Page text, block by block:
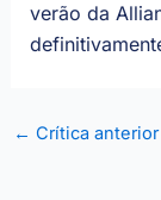
verão da
← Crítica